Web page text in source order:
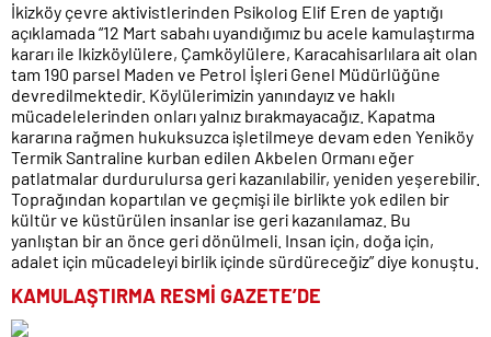
İkizköy çevre aktivistlerinden Psikolog Elif Eren de yaptığı
açıklamada “12 Mart sabahı uyandığımız bu acele kamulaştırma
kararı ile Ikizköylülere, Çamköylülere, Karacahisarlılara ait olan
tam 190 parsel Maden ve Petrol İşleri Genel Müdürlüğüne
devredilmektedir. Köylülerimizin yanındayız ve haklı
mücadelelerinden onları yalnız bırakmayacağız. Kapatma
kararına rağmen hukuksuzca işletilmeye devam eden Yeniköy
Termik Santraline kurban edilen Akbelen Ormanı eğer
patlatmalar durdurulursa geri kazanılabilir, yeniden yeşerebilir.
Toprağından kopartılan ve geçmişi ile birlikte yok edilen bir
kültür ve küstürülen insanlar ise geri kazanılamaz. Bu
yanlıştan bir an önce geri dönülmeli. Insan için, doğa için,
adalet için mücadeleyi birlik içinde sürdüreceğiz” diye konuştu.
KAMULAŞTIRMA RESMİ GAZETE’DE